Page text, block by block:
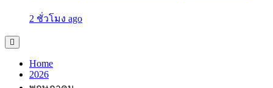
2 ชั่วโมง ago
Home
2026